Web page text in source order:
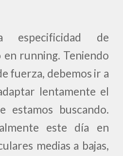
especificidad de
running. Teniendo
fuerza, debemos ir a
lentamente el
estamos buscando.
este día en
medias a bajas,